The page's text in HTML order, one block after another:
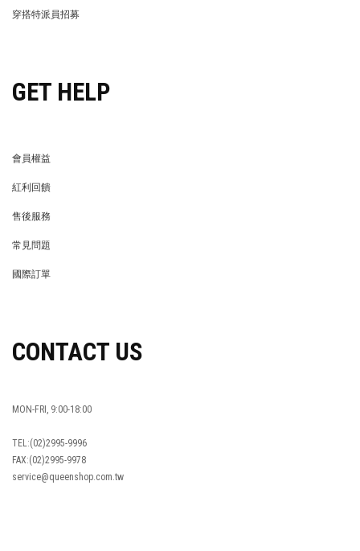
穿搭特派員招募
GET HELP
會員權益
紅利回饋
售後服務
常見問題
國際訂單
CONTACT US
MON-FRI, 9:00-18:00
TEL:(02)2995-9996
FAX:(02)2995-9978
service@queenshop.com.tw